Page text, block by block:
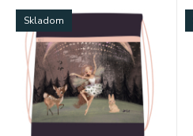
Skladom